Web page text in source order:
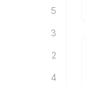
5
3
2
4